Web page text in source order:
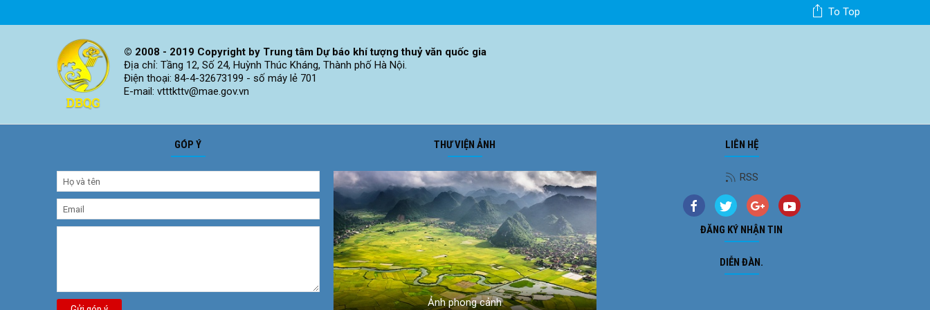
To Top
© 2008 - 2019 Copyright by Trung tâm Dự báo khí tượng thuỷ văn quốc gia
Địa chỉ: Tầng 12, Số 24, Huỳnh Thúc Kháng, Thành phố Hà Nội.
Điện thoại: 84-4-32673199 - số máy lẻ 701
E-mail: vtttkttv@mae.gov.vn
GÓP Ý THƯ VIỆN ẢNH
Ảnh phong cảnh
LIÊN HỆ
RSS
ĐĂNG KÝ NHẬN TIN
DIỄN ĐÀN.